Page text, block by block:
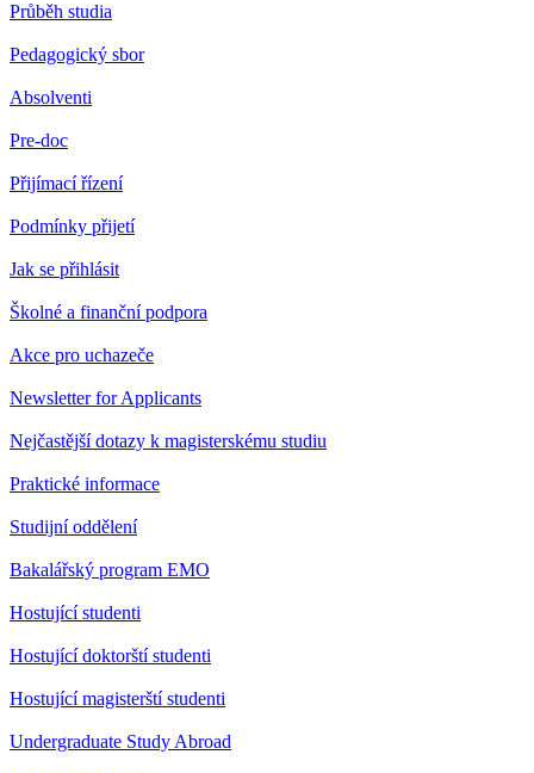
Průběh studia
Pedagogický sbor
Absolventi
Pre-doc
Přijímací řízení
Podmínky přijetí
Jak se přihlásit
Školné a finanční podpora
Akce pro uchazeče
Newsletter for Applicants
Nejčastější dotazy k magisterskému studiu
Praktické informace
Studijní oddělení
Bakalářský program EMO
Hostující studenti
Hostující doktorští studenti
Hostující magisterští studenti
Undergraduate Study Abroad